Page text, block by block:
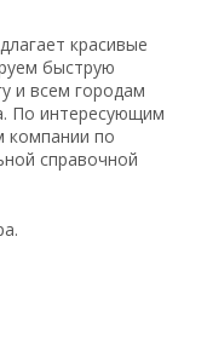
красивые
быструю
и всем городам
По интересующим
компании по
справочной